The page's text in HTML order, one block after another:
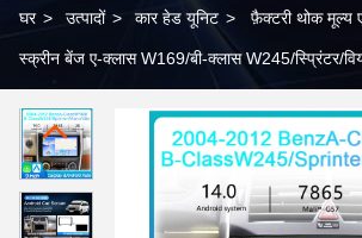
घर > उत्पादों > कार हेड यूनिट > फ़ैक्टरी थोक मूल्य
स्क्रीन बेंज ए-क्लास W169/बी-क्लास W245/स्प्रिंटर/